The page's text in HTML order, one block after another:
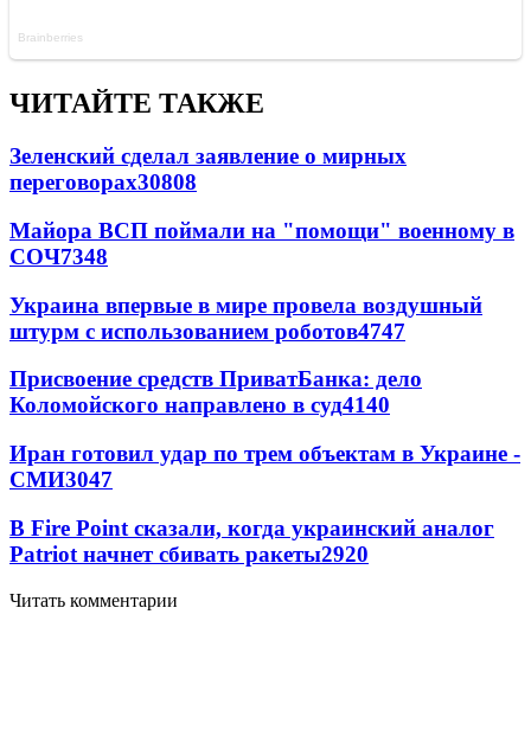
ЧИТАЙТЕ ТАКЖЕ
Зеленский сделал заявление о мирных
переговорах30808
Майора ВСП поймали на "помощи" военному в
СОЧ7348
Украина впервые в мире провела воздушный
штурм с использованием роботов4747
Присвоение средств ПриватБанка: дело
Коломойского направлено в суд4140
Иран готовил удар по трем объектам в Украине -
СМИ3047
В Fire Point сказали, когда украинский аналог
Patriot начнет сбивать ракеты2920
Читать комментарии